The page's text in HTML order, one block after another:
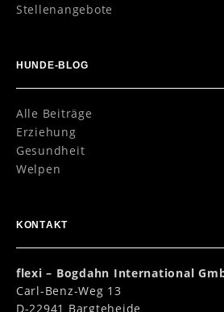
Stellenangebote
HUNDE-BLOG
Alle Beiträge
Erziehung
Gesundheit
Welpen
KONTAKT
flexi – Bogdahn International
Carl-Benz-Weg 13
D-22941 Bargteheide